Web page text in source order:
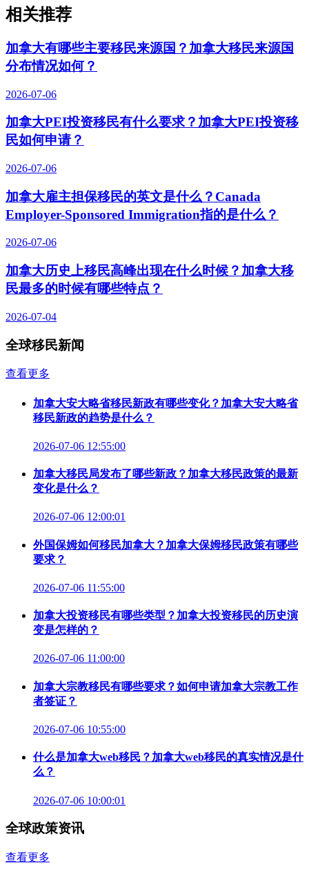
相关推荐
加拿大有哪些主要移民来源国？加拿大移民来源国
分布情况如何？
2026-07-06
加拿大PEI投资移民有什么要求？加拿大PEI投资移
民如何申请？
2026-07-06
加拿大雇主担保移民的英文是什么？Canada
Employer-Sponsored Immigration指的是什么？
2026-07-06
加拿大历史上移民高峰出现在什么时候？加拿大移
民最多的时候有哪些特点？
2026-07-04
全球移民新闻
查看更多
加拿大安大略省移民新政有哪些变化？加拿大安大略省
移民新政的趋势是什么？
2026-07-06 12:55:00
加拿大移民局发布了哪些新政？加拿大移民政策的最新
变化是什么？
2026-07-06 12:00:01
外国保姆如何移民加拿大？加拿大保姆移民政策有哪些
要求？
2026-07-06 11:55:00
加拿大投资移民有哪些类型？加拿大投资移民的历史演
变是怎样的？
2026-07-06 11:00:00
加拿大宗教移民有哪些要求？如何申请加拿大宗教工作
者签证？
2026-07-06 10:55:00
什么是加拿大web移民？加拿大web移民的真实情况是什
么？
2026-07-06 10:00:01
全球政策资讯
查看更多